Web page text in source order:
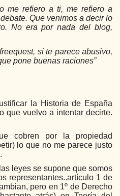
me refiero a ti, me refiero a
Que venimos a decir lo
No era por nada del blog,
si te parece abusivo,
pone buenas raciones”
la Historia de España
que vuelvo a intentar decirte.
cobren por la propiedad
lo que no me parece justo
leyes se supone que somos
representantes..artículo 1 de
pero en 1º de Derecho